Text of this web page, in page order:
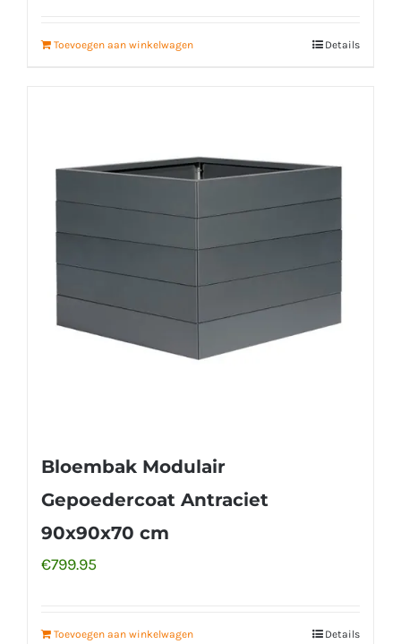
Toevoegen aan winkelwagen Details
Bloembak Modulair
Gepoedercoat Antraciet
90x90x70 cm
€799.95
Toevoegen aan winkelwagen Details